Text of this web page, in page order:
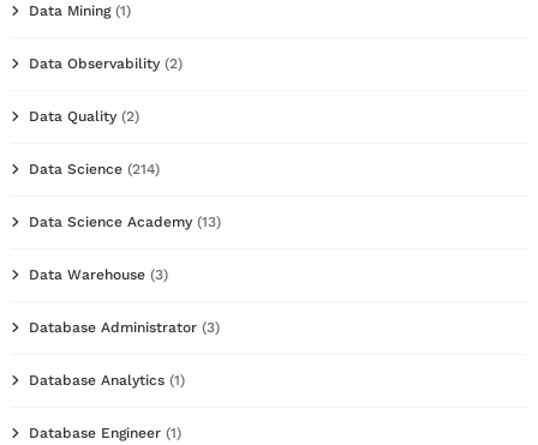
Data Mining(1)
Data Observability (2)
Data Quality (2)
Data Science (214)
Data Science Academy (13)
Data Warehouse (3)
Database Administrator (3)
Database Analytics (1)
Database Engineer (1)